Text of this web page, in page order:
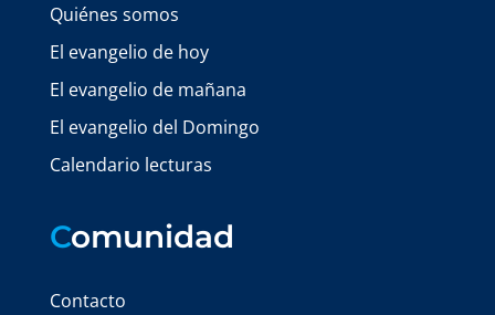
Quiénes somos
El evangelio de hoy
El evangelio de mañana
El evangelio del Domingo
Calendario lecturas
Comunidad
Contacto